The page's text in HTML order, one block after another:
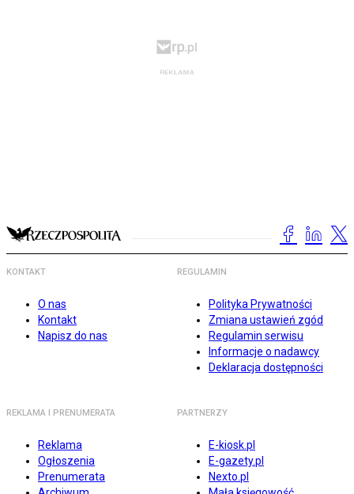
KONTAKT
O nas
Kontakt
Napisz do nas
REGULAMIN
Polityka Prywatności
Zmiana ustawień zgód
Regulamin serwisu
Informacje o nadawcy
Deklaracja dostępności
REKLAMA I PRENUMERATA
Reklama
Ogłoszenia
Prenumerata
PARTNERZY
E-kiosk.pl
E-gazety.pl
Nexto.pl